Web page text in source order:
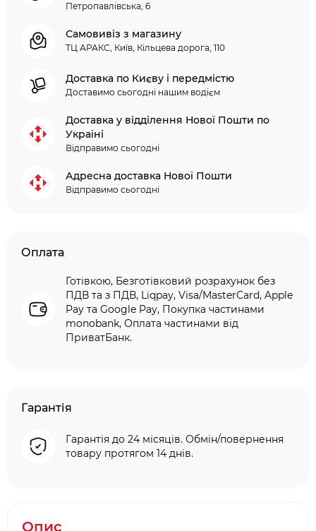
Петропавлівська, 6
Самовивіз з магазину
ТЦ АРАКС, Київ, Кільцева дорога, 110
Доставка по Києву і передмістю
Доставимо сьогодні нашим водієм
Доставка у відділення Нової Пошти по
Україні
Відправимо сьогодні
Адресна доставка Нової Пошти
Відправимо сьогодні
Оплата
Готівкою, Безготівковий розрахунок без
ПДВ та з ПДВ, Liqpay, Visa/MasterCard, Apple
Pay та Google Pay, Покупка частинами
monobank, Оплата частинами від
ПриватБанк.
Гарантія
Гарантія до 24 місяців. Обмін/повернення
товару протягом 14 днів.
Опис